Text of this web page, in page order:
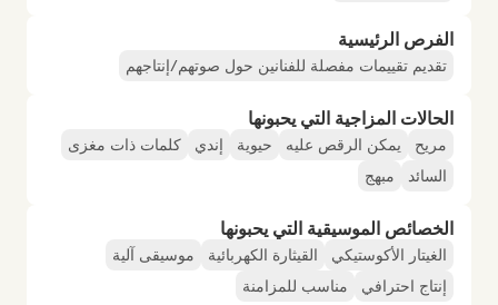
الفرص الرئيسية
تقديم تقييمات مفصلة للفنانين حول صوتهم/إنتاجهم
الحالات المزاجية التي يحبونها
مريح يمكن الرقص عليه حيوية إندي
كلمات ذات مغزى
السائد
مبهج
الخصائص الموسيقية التي يحبونها
الغيتار الأكوستيكي القيثارة الكهربائية
موسيقى آلية
إنتاج احترافي
مناسب للمزامنة